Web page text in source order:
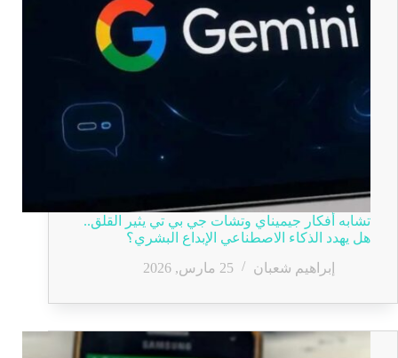
تشابه أفكار جيميناي وتشات جي بي تي يثير القلق..
هل يهدد الذكاء الاصطناعي الإبداع البشري؟
إبراهيم شعبان
25 مارس, 2026